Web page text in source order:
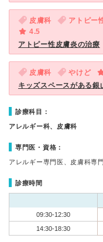
皮膚科 アトピー
4.5
アトピー性皮膚炎の治療
皮膚科 やけど
キッズスペースがある銀
診療科目：
アレルギー科、皮膚科
専門医・資格：
アレルギー専門医、皮膚科専
診療時間
09:30-12:30
14:30-18:30